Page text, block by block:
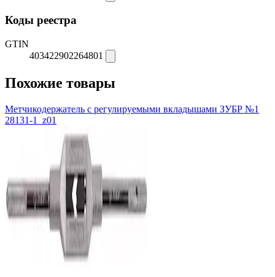
Коды реестра
GTIN
403422902264801
Похожие товары
Метчикодержатель с регулируемыми вкладышами ЗУБР №1
28131-1_z01